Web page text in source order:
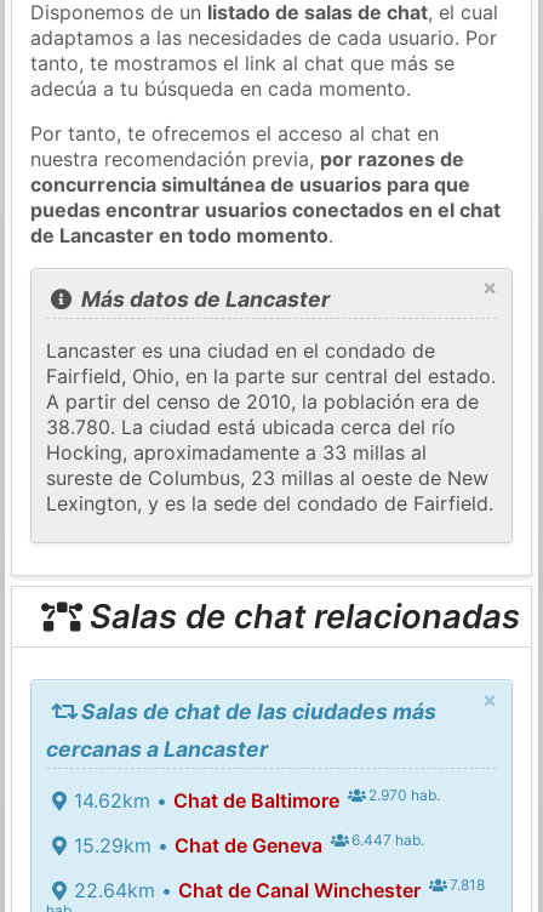
Disponemos de un listado de salas de chat, el cual
adaptamos a las necesidades de cada usuario. Por
tanto, te mostramos el link al chat que más se
adecúa a tu búsqueda en cada momento.
Por tanto, te ofrecemos el acceso al chat en
nuestra recomendación previa, por razones de
concurrencia simultánea de usuarios para que
puedas encontrar usuarios conectados en el chat
de Lancaster en todo momento.
×
Más datos de Lancaster
Lancaster es una ciudad en el condado de
Fairfield, Ohio, en la parte sur central del estado.
A partir del censo de 2010, la población era de
38.780. La ciudad está ubicada cerca del río
Hocking, aproximadamente a 33 millas al
sureste de Columbus, 23 millas al oeste de New
Lexington, y es la sede del condado de Fairfield.
Salas de chat relacionadas
×
Salas de chat de las ciudades más
cercanas a Lancaster
14.62km • Chat de Baltimore 2.970 hab.
15.29km • Chat de Geneva 6.447 hab.
22.64km • Chat de Canal Winchester
7.818